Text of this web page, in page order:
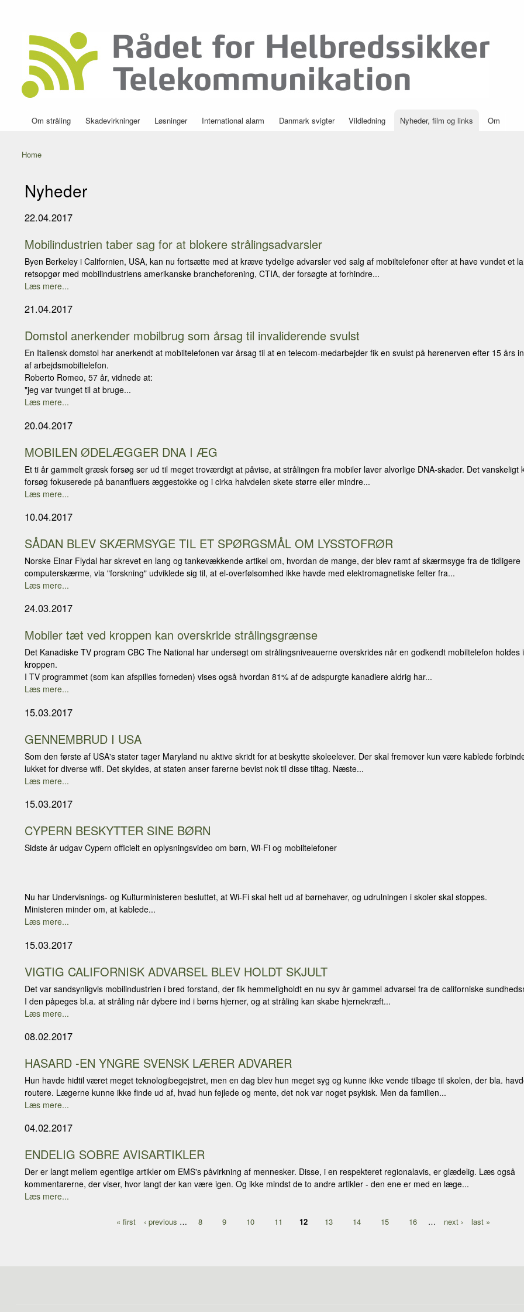
content
Rådet for
Helbredssikker
Telekommunikation
Danmarks
førende
portal om
mobilstråling
Main menu
Om stråling Skadevirkninger Løsninger International alarm Danmark svigter Vildledning Nyheder, film og links Om
You are here
Home
Nyheder
22.04.2017
Mobilindustrien taber sag for at blokere strålingsadvarsler
Byen Berkeley i Californien, USA, kan nu fortsætte med at kræve tydelige advarsler ved salg af mobiltelefoner efter at have vundet et
retsopgør med mobilindustriens amerikanske brancheforening, CTIA, der forsøgte at forhindre...
Læs mere...
21.04.2017
Domstol anerkender mobilbrug som årsag til invaliderende svulst
En Italiensk domstol har anerkendt at mobiltelefonen var årsag til at en telecom-medarbejder fik en svulst på hørenerven efter 15 års
af arbejdsmobiltelefon.
Roberto Romeo, 57 år, vidnede at:
"jeg var tvunget til at bruge...
Læs mere...
20.04.2017
MOBILEN ØDELÆGGER DNA I ÆG
Et ti år gammelt græsk forsøg ser ud til meget troværdigt at påvise, at strålingen fra mobiler laver alvorlige DNA-skader. Det vanskeligt
forsøg fokuserede på bananfluers æggestokke og i cirka halvdelen skete større eller mindre...
Læs mere...
10.04.2017
SÅDAN BLEV SKÆRMSYGE TIL ET SPØRGSMÅL OM LYSSTOFRØR
Norske Einar Flydal har skrevet en lang og tankevækkende artikel om, hvordan de mange, der blev ramt af skærmsyge fra de tidligere
computerskærme, via "forskning" udviklede sig til, at el-overfølsomhed ikke havde med elektromagnetiske felter fra...
Læs mere...
24.03.2017
Mobiler tæt ved kroppen kan overskride strålingsgrænse
Det Kanadiske TV program CBC The National har undersøgt om strålingsniveauerne overskrides når en godkendt mobiltelefon holdes
kroppen.
I TV programmet (som kan afspilles forneden) vises også hvordan 81% af de adspurgte kanadiere aldrig har...
Læs mere...
15.03.2017
GENNEMBRUD I USA
Som den første af USA's stater tager Maryland nu aktive skridt for at beskytte skoleelever. Der skal fremover kun være kablede
lukket for diverse wifi. Det skyldes, at staten anser farerne bevist nok til disse tiltag. Næste...
Læs mere...
15.03.2017
CYPERN BESKYTTER SINE BØRN
Sidste år udgav Cypern officielt en oplysningsvideo om børn, Wi-Fi og mobiltelefoner
Nu har Undervisnings- og Kulturministeren besluttet, at Wi-Fi skal helt ud af børnehaver, og udrulningen i skoler skal stoppes.
Ministeren minder om, at kablede...
Læs mere...
15.03.2017
VIGTIG CALIFORNISK ADVARSEL BLEV HOLDT SKJULT
Det var sandsynligvis mobilindustrien i bred forstand, der fik hemmeligholdt en nu syv år gammel advarsel fra de californiske
I den påpeges bl.a. at stråling når dybere ind i børns hjerner, og at stråling kan skabe hjernekræft...
Læs mere...
08.02.2017
HASARD -EN YNGRE SVENSK LÆRER ADVARER
Hun havde hidtil været meget teknologibegejstret, men en dag blev hun meget syg og kunne ikke vende tilbage til skolen, der bla.
routere. Lægerne kunne ikke finde ud af, hvad hun fejlede og mente, det nok var noget psykisk. Men da familien...
Læs mere...
04.02.2017
ENDELIG SOBRE AVISARTIKLER
Der er langt mellem egentlige artikler om EMS's påvirkning af mennesker. Disse, i en respekteret regionalavis, er glædelig. Læs også
kommentarerne, der viser, hvor langt der kan være igen. Og ikke mindst de to andre artikler - den ene er med en læge...
Læs mere...
« first ‹ previous … 8 9 10 11 12 13 14 15 16 … next › last »